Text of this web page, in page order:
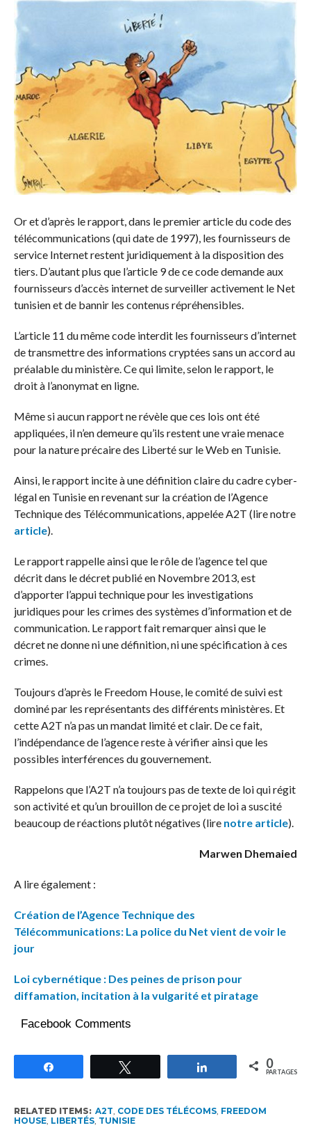
Or et d’après le rapport, dans le premier article du code des
télécommunications (qui date de 1997), les fournisseurs de
service Internet restent juridiquement à la disposition des
tiers. D’autant plus que l’article 9 de ce code demande aux
fournisseurs d’accès internet de surveiller activement le Net
tunisien et de bannir les contenus répréhensibles.
L’article 11 du même code interdit les fournisseurs d’internet
de transmettre des informations cryptées sans un accord au
préalable du ministère. Ce qui limite, selon le rapport, le
droit à l’anonymat en ligne.
Même si aucun rapport ne révèle que ces lois ont été
appliquées, il n’en demeure qu’ils restent une vraie menace
pour la nature précaire des Liberté sur le Web en Tunisie.
Ainsi, le rapport incite à une définition claire du cadre cyber-
légal en Tunisie en revenant sur la création de l’Agence
Technique des Télécommunications, appelée A2T (lire notre
article).
Le rapport rappelle ainsi que le rôle de l’agence tel que
décrit dans le décret publié en Novembre 2013, est
d’apporter l’appui technique pour les investigations
juridiques pour les crimes des systèmes d’information et de
communication. Le rapport fait remarquer ainsi que le
décret ne donne ni une définition, ni une spécification à ces
crimes.
Toujours d’après le Freedom House, le comité de suivi est
dominé par les représentants des différents ministères. Et
cette A2T n’a pas un mandat limité et clair. De ce fait,
l’indépendance de l’agence reste à vérifier ainsi que les
possibles interférences du gouvernement.
Rappelons que l’A2T n’a toujours pas de texte de loi qui régit
son activité et qu’un brouillon de ce projet de loi a suscité
beaucoup de réactions plutôt négatives (lire notre article).
Marwen Dhemaied
A lire également :
Création de l’Agence Technique des
Télécommunications: La police du Net vient de voir le
jour
Loi cybernétique : Des peines de prison pour
diffamation, incitation à la vulgarité et piratage
Facebook Comments
Partagez 0
PARTAGES
RELATED ITEMS: A2T, CODE DES TÉLÉCOMS, FREEDOM
HOUSE, LIBERTÉS, TUNISIE